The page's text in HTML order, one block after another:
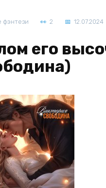
фэнтези 2 12.07.2024
его